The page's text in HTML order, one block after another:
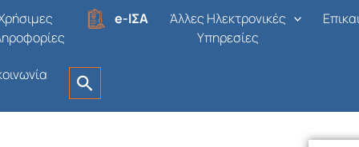
e-ΙΣΑ
Άλλες Ηλεκτρονικές
Υπηρεσίες